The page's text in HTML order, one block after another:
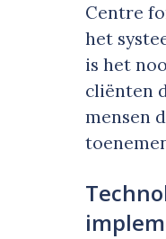
Centre
het
is het
cliënten
mensen